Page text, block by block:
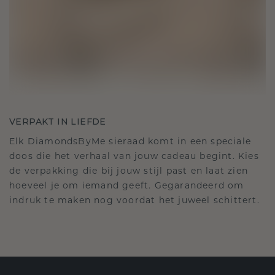
VERPAKT IN LIEFDE
Elk DiamondsByMe sieraad komt in een speciale
doos die het verhaal van jouw cadeau begint. Kies
de verpakking die bij jouw stijl past en laat zien
hoeveel je om iemand geeft. Gegarandeerd om
indruk te maken nog voordat het juweel schittert.